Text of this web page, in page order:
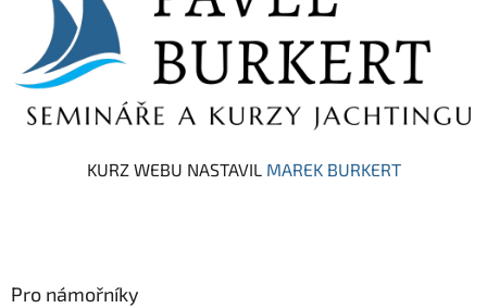
KURZ WEBU NASTAVIL MAREK BURKERT
Pro námořníky